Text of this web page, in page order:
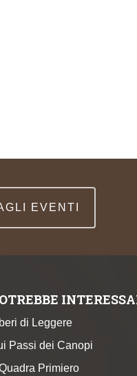
EVENTI
di Leggere
Passi dei Canopi
Primiero